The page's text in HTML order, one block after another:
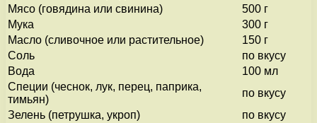
Мясо (говядина или свинина)
500 г
Мука
300 г
Масло (сливочное или растительное)
150 г
Соль
по вкусу
Вода
100 мл
Специи (чеснок, лук, перец, паприка,
тимьян)
по вкусу
Зелень (петрушка, укроп)
по вкусу